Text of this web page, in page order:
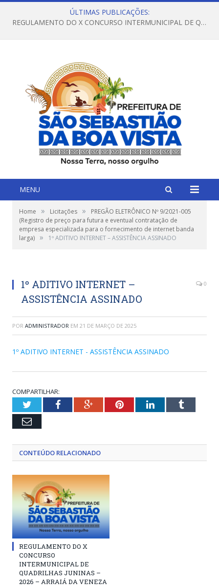
ÚLTIMAS PUBLICAÇÕES:
REGULAMENTO DO X CONCURSO INTERMUNICIPAL DE QUADRILHAS JUNINAS – 2026 – ARRAIÁ DA VENEZA
MENU
Home » Licitações »
PREGÃO ELETRÔNICO Nº 9/2021-005
(Registro de preço para futura e eventual contratação de
empresa especializada para o fornecimento de internet banda
larga) » 1º ADITIVO INTERNET – ASSISTÊNCIA ASSINADO
1º ADITIVO INTERNET –
ASSISTÊNCIA ASSINADO
0
POR ADMINISTRADOR EM 21 DE MARÇO DE 2025
1º ADITIVO INTERNET - ASSISTÊNCIA ASSINADO
COMPARTILHAR:
TwitterFacebookGoogle+PinterestLinkedInTumblr
Email
CONTEÚDO RELACIONADO
REGULAMENTO DO X
CONCURSO
INTERMUNICIPAL DE
QUADRILHAS JUNINAS –
2026 – ARRAIÁ DA VENEZA